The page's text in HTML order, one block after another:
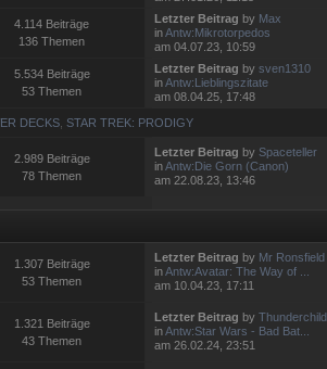
4.114 Beiträge
136 Themen
Letzter Beitrag by Max
inAntw:Mikrotorpedos
am 04.07.23, 10:59
5.534 Beiträge
53 Themen
Letzter Beitrag by sven1310
inAntw:Lieblingszitate
am 08.04.25, 17:48
DECKS ,STAR TREK: PRODIGY
2.989 Beiträge
78 Themen
Letzter Beitrag by Spaceteller
inAntw:Die Gorn (Canon)
am 22.08.23, 13:46
1.307 Beiträge
53 Themen
Letzter Beitrag by Mr Ronsfield
inAntw:Avatar: The Way of ...
am 10.04.23, 17:11
1.321 Beiträge
43 Themen
Letzter Beitrag by Thunderchild
inAntw:Star Wars - Bad Bat...
am 26.02.24, 23:51